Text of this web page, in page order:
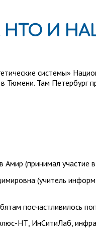
НТО И
системы»
Тюмени. Там Петербург
(принимал участие
(учитель
посчастливилось
НТ, ИнСитиЛаб,